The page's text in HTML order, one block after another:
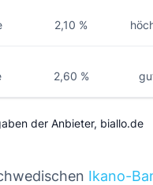
2,10 %
2,60 %
der Anbieter, biallo.de
Ikano-